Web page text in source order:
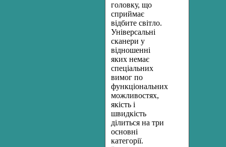
головку, що
сприймає
відбите світло.
Універсальні
сканери у
відношенні
яких немає
спеціальних
вимог по
функціональних
можливостях,
якість і
швидкість
ділиться на три
основні
категорії.